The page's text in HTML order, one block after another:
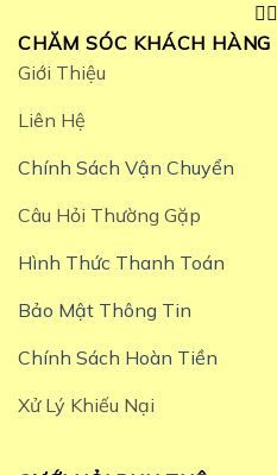
CHĂM SÓC KHÁCH HÀNG
Giới Thiệu
Liên Hệ
Chính Sách Vận Chuyển
Câu Hỏi Thường Gặp
Hình Thức Thanh Toán
Bảo Mật Thông Tin
Chính Sách Hoàn Tiền
Xử Lý Khiếu Nại